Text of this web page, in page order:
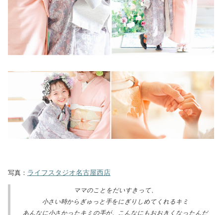
写真： ライフスタジオ名古屋西店
ママのことをだいすきって、
小さい時からぎゅっと手をにぎりしめてくれるキミ
あんなに小さかったキミの手が、こんなにもおおきくなったんだ